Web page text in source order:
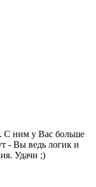
С ним у Вас больше
- Вы ведь логик и
Удачи ;)